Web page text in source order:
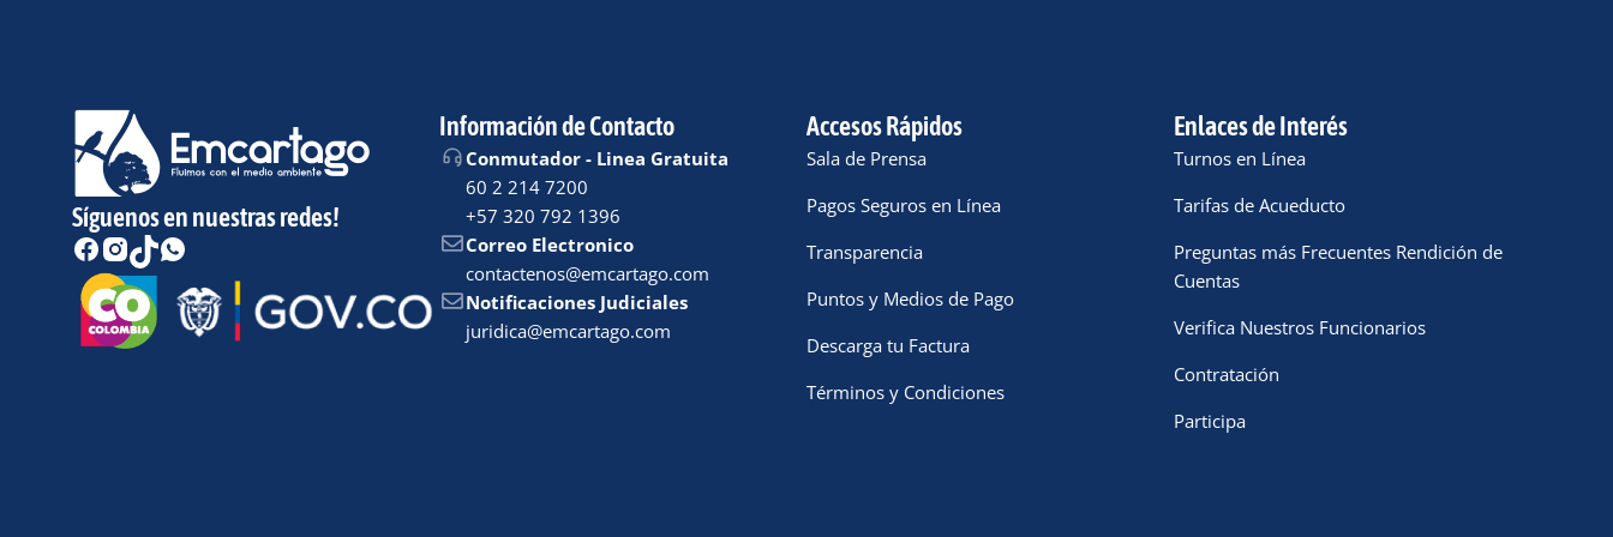
Síguenos en nuestras redes!
Información de Contacto
Conmutador - Linea Gratuita
60 2 214 7200
+57 320 792 1396
Correo Electronico
contactenos@emcartago.com
Notificaciones Judiciales
juridica@emcartago.com
Accesos Rápidos
Sala de Prensa
Pagos Seguros en Línea
Transparencia
Puntos y Medios de Pago
Descarga tu Factura
Términos y Condiciones
Enlaces de Interés
Turnos en Línea
Tarifas de Acueducto
Preguntas más Frecuentes Rendición de
Cuentas
Verifica Nuestros Funcionarios
Contratación
Participa